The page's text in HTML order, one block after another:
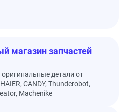
магазин запчастей
детали от
CANDY, Thunderobot,
Machenike